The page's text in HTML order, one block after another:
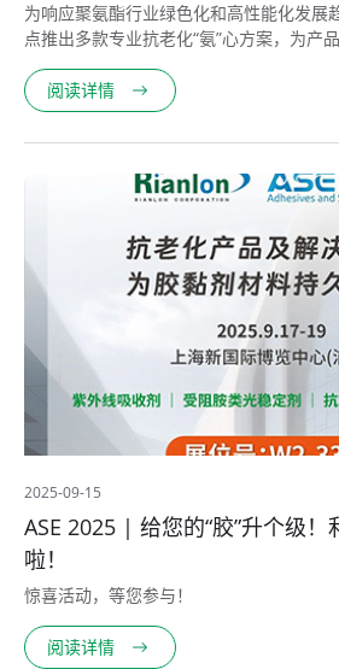
为响应聚氨酯行业绿色化和高性能化发展
点推出多款专业抗老化“氨”心方案，为产
阅读详情
ASE 2025 | 给您的“胶”升个级！
啦！
2025-09-15
惊喜活动，等您参与！
阅读详情